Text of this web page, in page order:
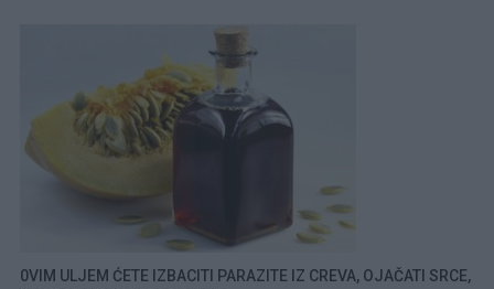
0VIM ULJEM ĆETE IZBACITI PARAZITE IZ CREVA, OJAČATI SRCE,